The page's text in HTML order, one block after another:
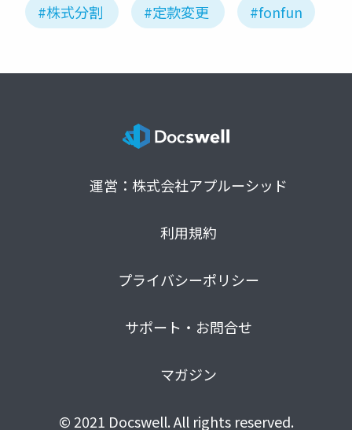
#株式分割 #定款変更 #fonfun
運営：株式会社アプルーシッド
利用規約
プライバシーポリシー
サポート・お問合せ
マガジン
© 2021 Docswell. All rights reserved.